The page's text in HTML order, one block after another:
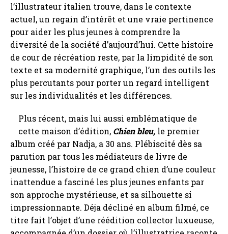
l’illustrateur italien trouve, dans le contexte
actuel, un regain d’intérêt et une vraie pertinence
pour aider les plus jeunes à comprendre la
diversité de la société d’aujourd’hui. Cette histoire
de cour de récréation reste, par la limpidité de son
texte et sa modernité graphique, l’un des outils les
plus percutants pour porter un regard intelligent
sur les individualités et les différences.
Plus récent, mais lui aussi emblématique de
cette maison d’édition, Chien bleu, le premier
album créé par Nadja, a 30 ans. Plébiscité dès sa
parution par tous les médiateurs de livre de
jeunesse, l’histoire de ce grand chien d’une couleur
inattendue a fasciné les plus jeunes enfants par
son approche mystérieuse, et sa silhouette si
impressionnante. Déja décliné en album filmé, ce
titre fait l’objet d’une réédition collector luxueuse,